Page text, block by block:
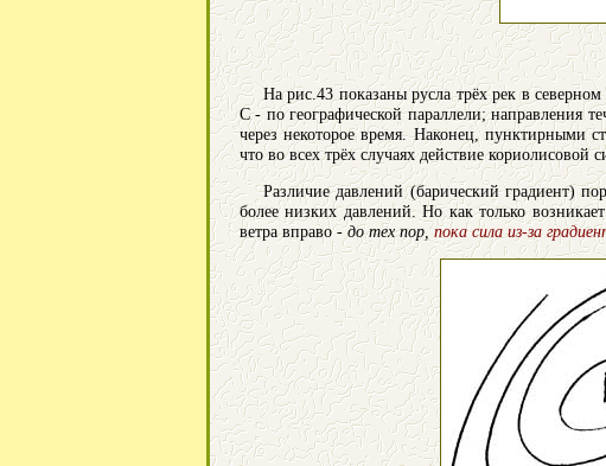
На рис.43 показаны русла трёх рек в
С - по географической параллели; направления
через некоторое время. Наконец, пунктирными
что во всех трёх случаях действие
Различие давлений (барический градиент)
более низких давлений. Но как только
ветра вправо -до тех пор,пока сила из-за